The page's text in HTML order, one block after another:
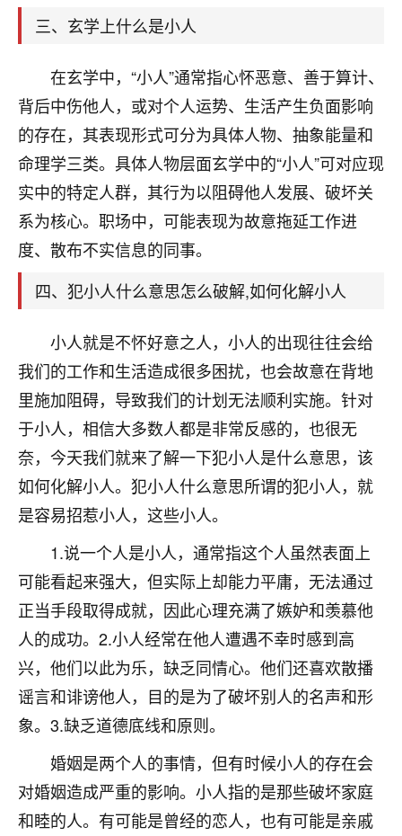
三、玄学上什么是小人
在玄学中，“小人”通常指心怀恶意、善于算计、
背后中伤他人，或对个人运势、生活产生负面影响
的存在，其表现形式可分为具体人物、抽象能量和
命理学三类。具体人物层面玄学中的“小人”可对应现
实中的特定人群，其行为以阻碍他人发展、破坏关
系为核心。职场中，可能表现为故意拖延工作进
度、散布不实信息的同事。
四、犯小人什么意思怎么破解,如何化解小人
小人就是不怀好意之人，小人的出现往往会给
我们的工作和生活造成很多困扰，也会故意在背地
里施加阻碍，导致我们的计划无法顺利实施。针对
于小人，相信大多数人都是非常反感的，也很无
奈，今天我们就来了解一下犯小人是什么意思，该
如何化解小人。犯小人什么意思所谓的犯小人，就
是容易招惹小人，这些小人。
1.说一个人是小人，通常指这个人虽然表面上
可能看起来强大，但实际上却能力平庸，无法通过
正当手段取得成就，因此心理充满了嫉妒和羡慕他
人的成功。2.小人经常在他人遭遇不幸时感到高
兴，他们以此为乐，缺乏同情心。他们还喜欢散播
谣言和诽谤他人，目的是为了破坏别人的名声和形
象。3.缺乏道德底线和原则。
婚姻是两个人的事情，但有时候小人的存在会
对婚姻造成严重的影响。小人指的是那些破坏家庭
和睦的人。有可能是曾经的恋人，也有可能是亲戚
17分钟前 来自湖北
心若莲花
我是做餐饮的，这两年，生意屡屡受挫，店开一家关
一家，要么生意不好，生意好的就出事。前些年攒的
家底快败光了，真是倒霉！我也想找人看看到底怎么
回事？
鹿森：你可以找老师看看，人有时不服命不行
啊！
太阳当空赵：我也做餐饮的，生意不算大，但
是我从找店开始都是找慧来老师跟进的，选
址、风水、还有开业日子，哪哪都看了，虽然
大环境不好，但是我家生意还可以，前几天又
2小时前 来自海南 18
梦醒时分
我女儿高二叛逆，大半年不上学，一说她就要死要活
的，把我们两口子愁的不行，朋友给我推荐的慧来老
师，一开始我是病急乱投医，这半年来，法事一个个
做完，我女儿跟变了个人一样，不期望她能考多好的
大学，只要能安安稳稳的把书读了，身体心理都健健
康康的我就很知足了！
鹿森：可怜天下父母心啊！
3小时前 来自河北 16
付深
我是公司人事调整，有升迁机会，但同时竞争的我们
三个，找老师的时候是抱着侥幸心理，没想到老师看
着我晋升有望，我半信半疑的按照老师建议，做了化
太岁还有一个发钱粮，本来年前的人事调整，拖到年
后，我以为都没戏了，结果开年一上班，开会提拔升
职第一个就是我，职务无所谓，主要是底薪加了
3000，非常开心，无论如何，感恩感谢！🙏🏻